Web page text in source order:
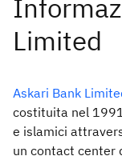
Askari Bank
costituita nel
e islamici
un contact center